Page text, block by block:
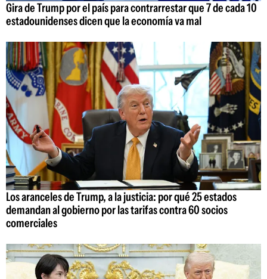
Gira de Trump por el país para contrarrestar que 7 de cada 10
estadounidenses dicen que la economía va mal
Los aranceles de Trump, a la justicia: por qué 25 estados
demandan al gobierno por las tarifas contra 60 socios
comerciales